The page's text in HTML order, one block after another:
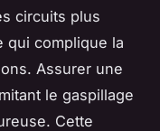
circuits plus
qui complique la
Assurer une
le gaspillage
Cette